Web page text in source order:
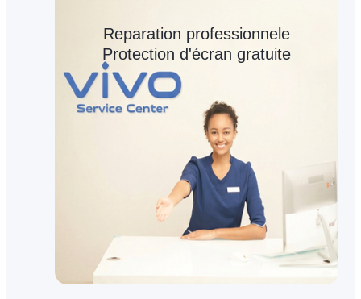
Reparation professionnele
Protection d'écran gratuite